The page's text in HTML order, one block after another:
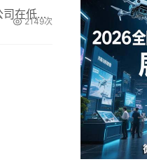
司在低空
2149次